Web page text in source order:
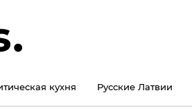
кухня Русские Латвии